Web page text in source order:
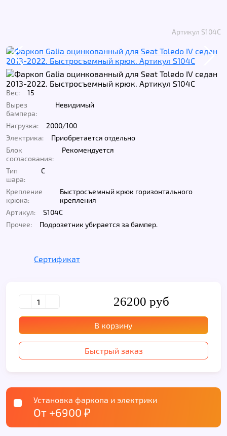
Артикул S104C
Вес:
15
Вырез
бампера:
Невидимый
Нагрузка:
2000/100
Электрика:
Приобретается отдельно
Блок
согласования:
Рекомендуется
Тип
шара:
C
Крепление
крюка:
Быстросъемный крюк горизонтального
крепления
Артикул:
S104C
Прочее:
Подрозетник убирается за бампер.
Сертификат
26200 руб
В корзину
Быстрый заказ
Установка фаркопа и электрики
От +6900 ₽